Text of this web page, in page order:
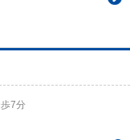
歩7分